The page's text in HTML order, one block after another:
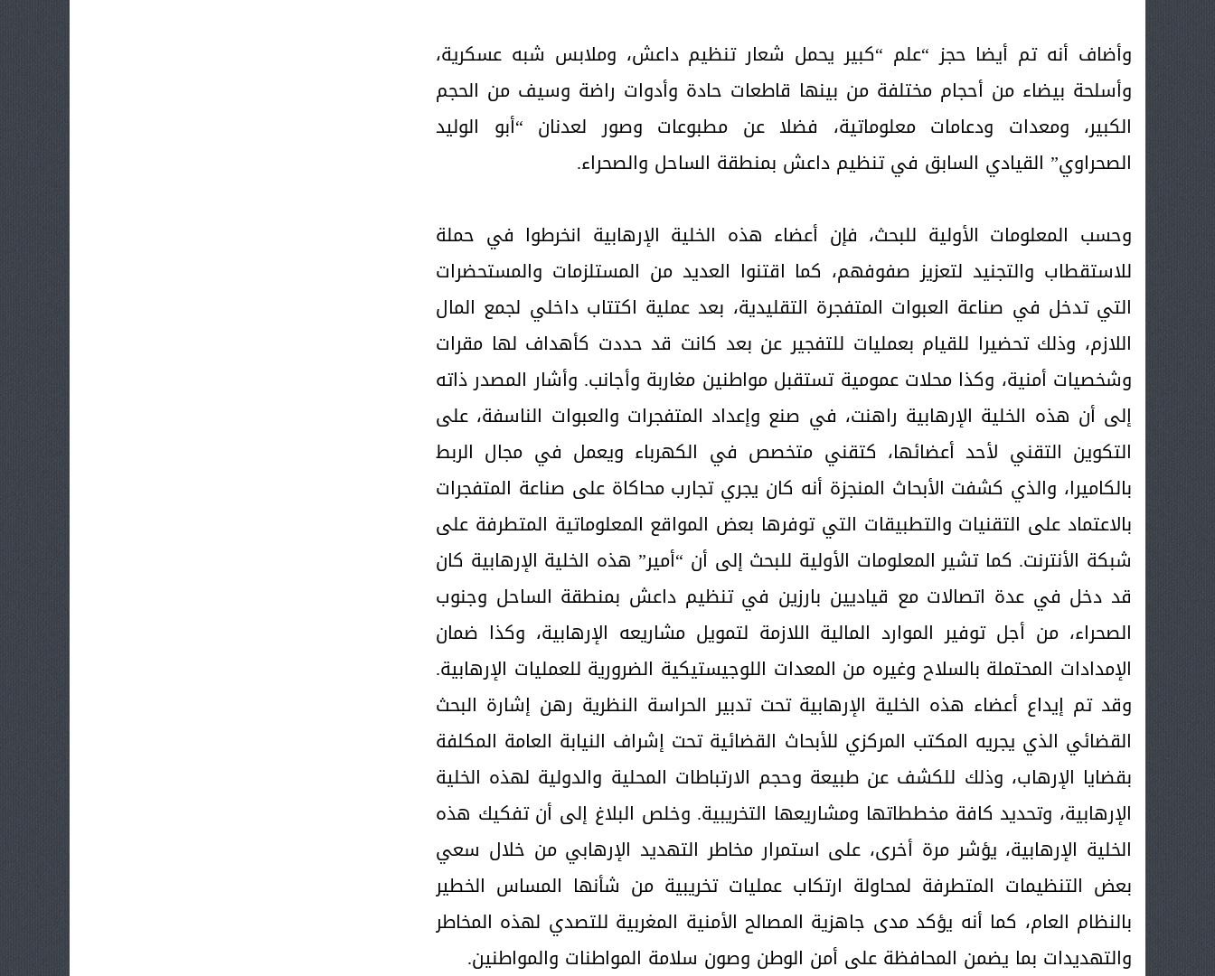
وأضاف أنه تم أيضا حجز “علم “كبير يحمل شعار تنظيم داعش، وملابس شبه عسكرية،
وأسلحة بيضاء من أحجام مختلفة من بينها قاطعات حادة وأدوات راضة وسيف من الحجم
الكبير، ومعدات ودعامات معلوماتية، فضلا عن مطبوعات وصور لعدنان “أبو الوليد
الصحراوي” القيادي السابق في تنظيم داعش بمنطقة الساحل والصحراء.
وحسب المعلومات الأولية للبحث، فإن أعضاء هذه الخلية الإرهابية انخرطوا في حملة
للاستقطاب والتجنيد لتعزيز صفوفهم، كما اقتنوا العديد من المستلزمات والمستحضرات
التي تدخل في صناعة العبوات المتفجرة التقليدية، بعد عملية اكتتاب داخلي لجمع المال
اللازم، وذلك تحضيرا للقيام بعمليات للتفجير عن بعد كانت قد حددت كأهداف لها مقرات
وشخصيات أمنية، وكذا محلات عمومية تستقبل مواطنين مغاربة وأجانب. وأشار المصدر ذاته
إلى أن هذه الخلية الإرهابية راهنت، في صنع وإعداد المتفجرات والعبوات الناسفة، على
التكوين التقني لأحد أعضائها، كتقني متخصص في الكهرباء ويعمل في مجال الربط
بالكاميرا، والذي كشفت الأبحاث المنجزة أنه كان يجري تجارب محاكاة على صناعة المتفجرات
بالاعتماد على التقنيات والتطبيقات التي توفرها بعض المواقع المعلوماتية المتطرفة على
شبكة الأنترنت. كما تشير المعلومات الأولية للبحث إلى أن “أمير” هذه الخلية الإرهابية كان
قد دخل في عدة اتصالات مع قياديين بارزين في تنظيم داعش بمنطقة الساحل وجنوب
الصحراء، من أجل توفير الموارد المالية اللازمة لتمويل مشاريعه الإرهابية، وكذا ضمان
الإمدادات المحتملة بالسلاح وغيره من المعدات اللوجيستيكية الضرورية للعمليات الإرهابية.
وقد تم إيداع أعضاء هذه الخلية الإرهابية تحت تدبير الحراسة النظرية رهن إشارة البحث
القضائي الذي يجريه المكتب المركزي للأبحاث القضائية تحت إشراف النيابة العامة المكلفة
بقضايا الإرهاب، وذلك للكشف عن طبيعة وحجم الارتباطات المحلية والدولية لهذه الخلية
الإرهابية، وتحديد كافة مخططاتها ومشاريعها التخريبية. وخلص البلاغ إلى أن تفكيك هذه
الخلية الإرهابية، يؤشر مرة أخرى، على استمرار مخاطر التهديد الإرهابي من خلال سعي
بعض التنظيمات المتطرفة لمحاولة ارتكاب عمليات تخريبية من شأنها المساس الخطير
بالنظام العام، كما أنه يؤكد مدى جاهزية المصالح الأمنية المغربية للتصدي لهذه المخاطر
والتهديدات بما يضمن المحافظة على أمن الوطن وصون سلامة المواطنات والمواطنين.